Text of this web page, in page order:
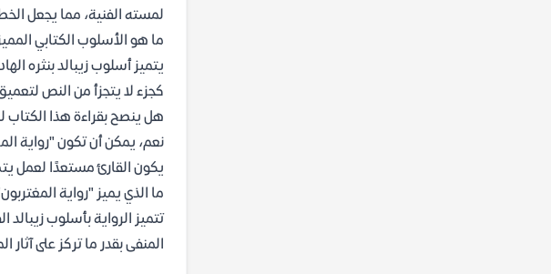
لمسته الفنية، مما يجعل
ما هو الأسلوب الكتابي
يتميز أسلوب زيبالد بنثره
كجزء لا يتجزأ من النص
هل ينصح بقراءة هذا الكتاب
نعم، يمكن أن تكون "رواية
يكون القارئ مستعدًا لعمل
ما الذي يميز "رواية
تتميز الرواية بأسلوب
المنفى بقدر ما تركز على آثار